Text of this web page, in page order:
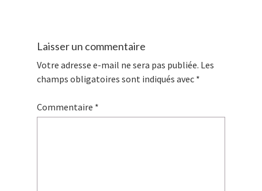
Laisser un commentaire
Votre adresse e-mail ne sera pas publiée. Les
champs obligatoires sont indiqués avec *
Commentaire *